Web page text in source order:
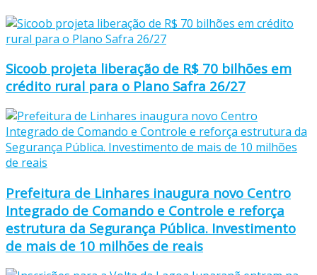
Sicoob projeta liberação de R$ 70 bilhões em
crédito rural para o Plano Safra 26/27
Prefeitura de Linhares inaugura novo Centro
Integrado de Comando e Controle e reforça
estrutura da Segurança Pública. Investimento
de mais de 10 milhões de reais